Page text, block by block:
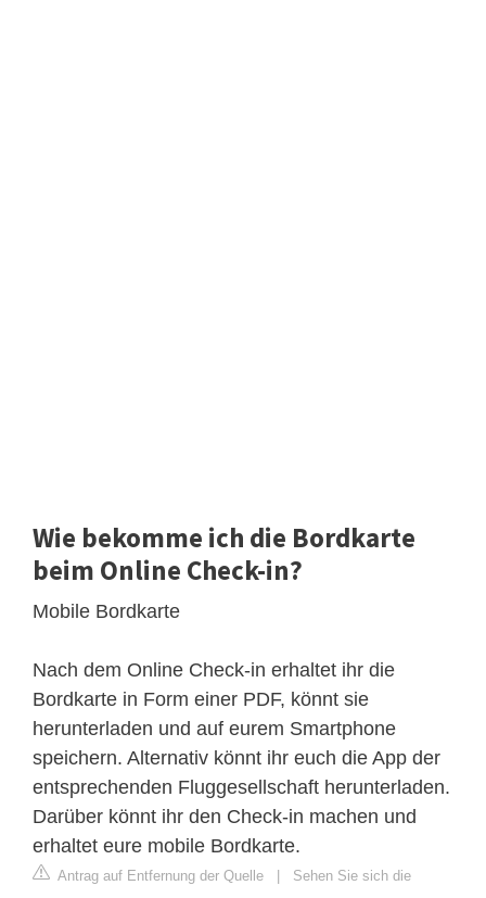
Wie bekomme ich die Bordkarte
beim Online Check-in?
Mobile Bordkarte
Nach dem Online Check-in erhaltet ihr die
Bordkarte in Form einer PDF, könnt sie
herunterladen und auf eurem Smartphone
speichern. Alternativ könnt ihr euch die App der
entsprechenden Fluggesellschaft herunterladen.
Darüber könnt ihr den Check-in machen und
erhaltet eure mobile Bordkarte.
Antrag auf Entfernung der Quelle | Sehen Sie sich die